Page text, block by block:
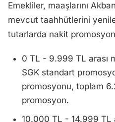
Emekliler, maaşlarını
mevcut taahhütlerini
tutarlarda nakit
0 TL - 9.999 TL arası
SGK standart
promosyonu, toplam
promosyon.
10.000 TL - 14.999 TL